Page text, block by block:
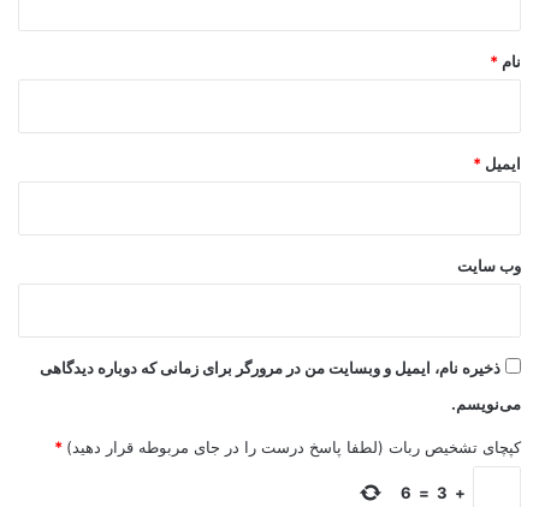
نام *
ایمیل *
وب‌ سایت
ذخیره نام، ایمیل و وبسایت من در مرورگر برای زمانی که دوباره دیدگاهی
می‌نویسم.
کپچای تشخیص ربات (لطفا پاسخ درست را در جای مربوطه قرار دهید) *
+
3
=
6